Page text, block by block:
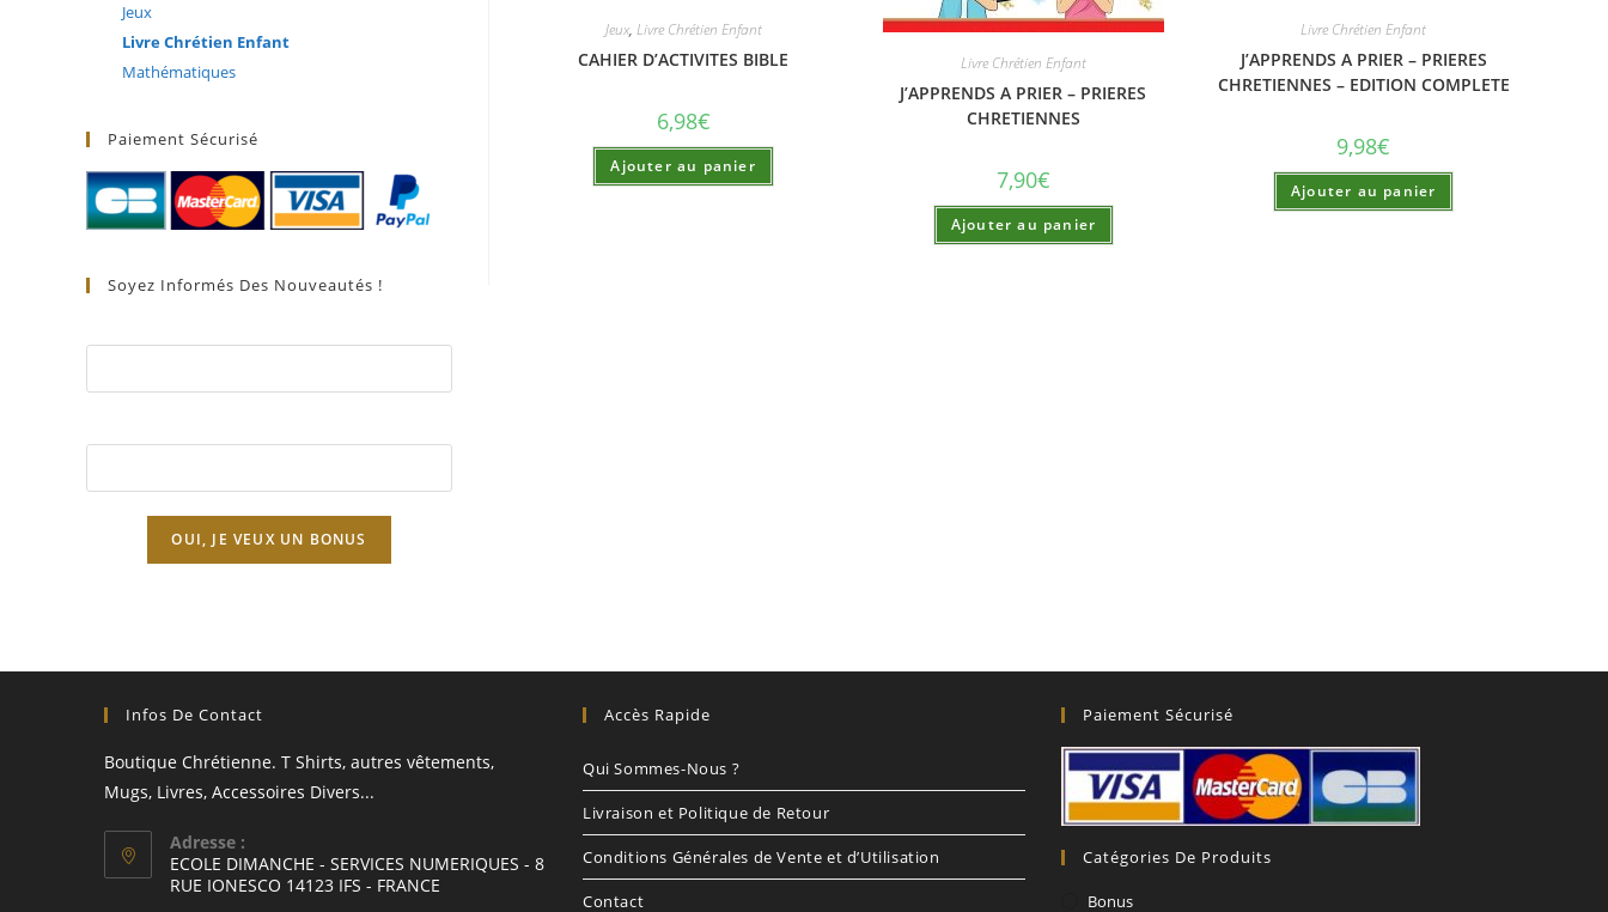
Jeux, Livre Chrétien Enfant
CAHIER D’ACTIVITES BIBLE
6,98€
Ajouter au panier
Livre Chrétien Enfant
J’APPRENDS A PRIER – PRIERES
CHRETIENNES
7,90€
Ajouter au panier
Livre Chrétien Enfant
J’APPRENDS A PRIER – PRIERES
CHRETIENNES – EDITION COMPLETE
9,98€
Ajouter au panier
Jeux
Livre Chrétien Enfant
Mathématiques
Paiement Sécurisé
Soyez Informés Des Nouveautés !
Infos De Contact
Boutique Chrétienne. T Shirts, autres vêtements,
Mugs, Livres, Accessoires Divers...
Adresse :
ECOLE DIMANCHE - SERVICES NUMERIQUES - 8
RUE IONESCO 14123 IFS - FRANCE
Accès Rapide
Qui Sommes-Nous ?
Livraison et Politique de Retour
Conditions Générales de Vente et d’Utilisation
Contact
Paiement Sécurisé
Catégories De Produits
Bonus